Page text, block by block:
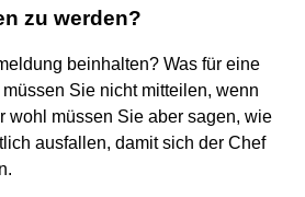
zu werden?
beinhalten? Was für eine
Sie nicht mitteilen, wenn
wohl müssen Sie aber sagen, wie
ausfallen, damit sich der Chef